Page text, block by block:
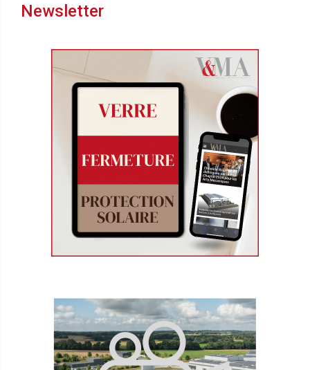
tertiaire toujours plus performant et
Les portes de garage se renouvellent
Plus d’impact thermique et de confort, plus
de couleurs et finitions, les fabricants de
portes de garage concentrent leurs efforts
sur l’aspect décoratif et les performances,
Le marché de la moustiquaire galope avec
le réchauffement climatique qui fait pulluler
les moustiques… et une demande qui
s’emballe.
Newsletter